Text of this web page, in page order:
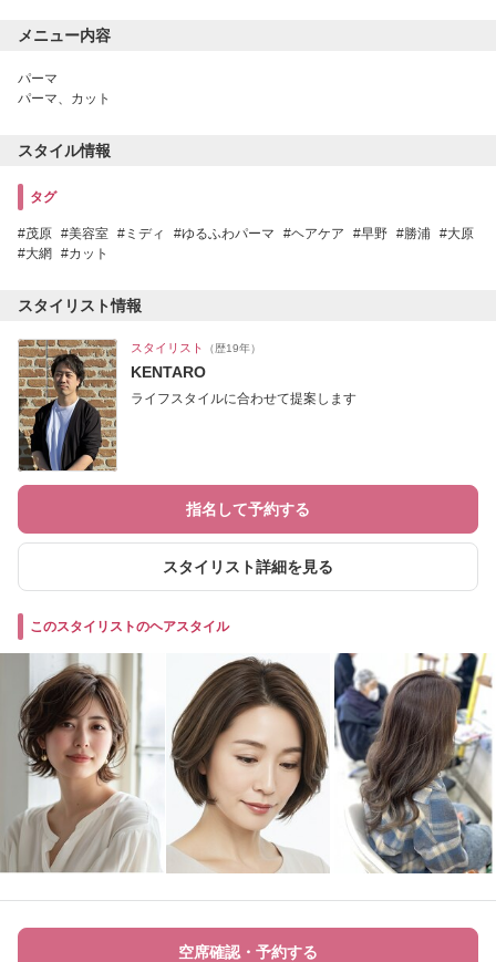
メニュー内容
パーマ
パーマ、カット
スタイル情報
タグ
茂原 美容室 ミディ ゆるふわパーマ ヘアケア 早野 勝浦
大原
大網
カット
スタイリスト情報
スタイリスト （歴19年）
KENTARO
ライフスタイルに合わせて提案します
指名して予約する
スタイリスト詳細を見る
このスタイリストのヘアスタイル
空席確認・予約する